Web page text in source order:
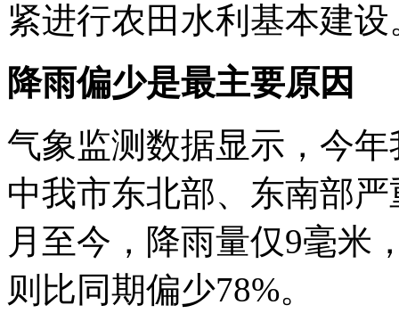
紧进行农田水利基本建设
降雨偏少是最主要原因
气象监测数据显示，今
中我市东北部、东南部
月至今，降雨量仅9毫米
则比同期偏少78%。